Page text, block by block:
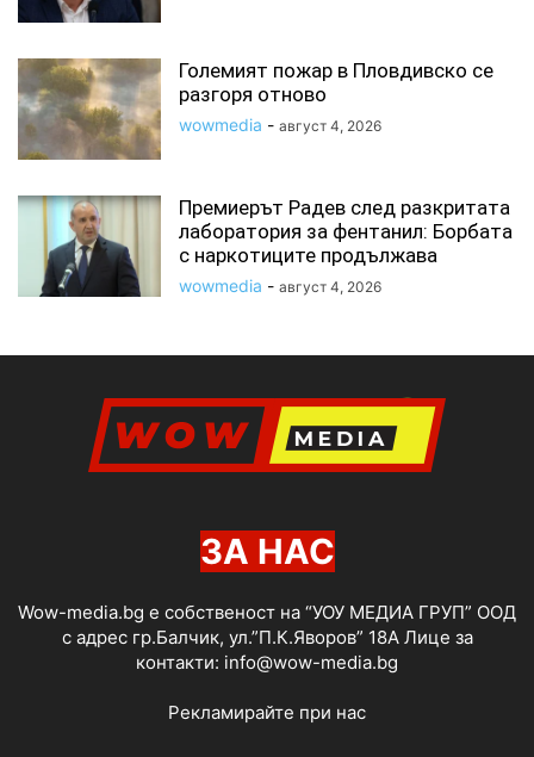
Големият пожар в Пловдивско се
разгоря отново
wowmedia - август 4, 2026
Премиерът Радев след разкритата
лаборатория за фентанил: Борбата
с наркотиците продължава
wowmedia - август 4, 2026
ЗА НАС
Wow-media.bg е собственост на “УОУ МЕДИА ГРУП” ООД
с адрес гр.Балчик, ул.”П.К.Яворов” 18А Лице за
контакти: info@wow-media.bg
Рекламирайте при нас